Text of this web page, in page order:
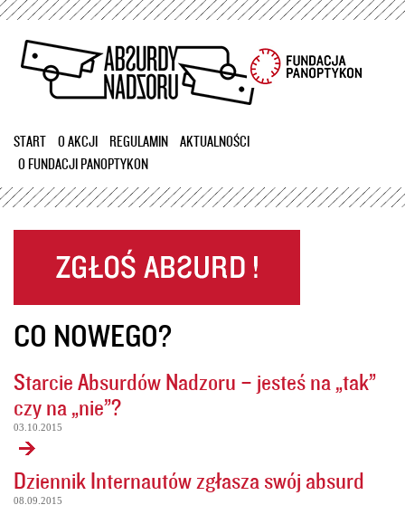
Przejdź
treści
START O AKCJI REGULAMIN
AKTUALNOŚCI
O FUNDACJI PANOPTYKON
CO NOWEGO?
Starcie Absurdów Nadzoru – jesteś na „tak”
czy na „nie”?
03.10.2015
Dziennik Internautów zgłasza swój absurd
08.09.2015